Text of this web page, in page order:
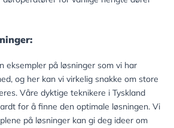
eksempler på løsninger som vi har
og her kan vi virkelig snakke om store
Våre dyktige teknikere i Tyskland
for å finne den optimale løsningen. Vi
på løsninger kan gi deg ideer om